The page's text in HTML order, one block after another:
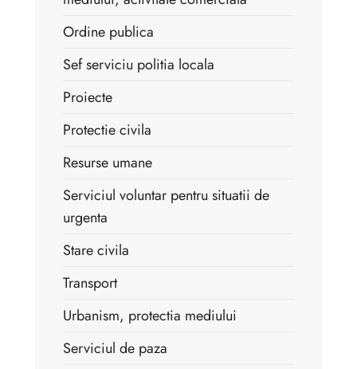
Ordine publica
Sef serviciu politia locala
Proiecte
Protectie civila
Resurse umane
Serviciul voluntar pentru situatii de
urgenta
Stare civila
Transport
Urbanism, protectia mediului
Serviciul de paza